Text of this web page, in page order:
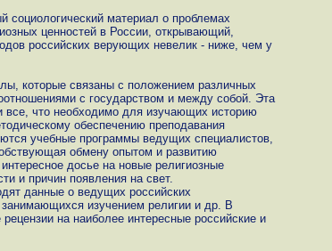
социологический материал о проблемах
ценностей в России, открывающий,
российских верующих невелик - ниже, чем у
которые связаны с положением различных
с государством и между собой. Эта
все, что необходимо для изучающих историю
обеспечению преподавания
учебные программы ведущих специалистов,
обмену опытом и развитию
досье на новые религиозные
и причин появления на свет.
данные о ведущих российских
изучением религии и др. В
на наиболее интересные российские и